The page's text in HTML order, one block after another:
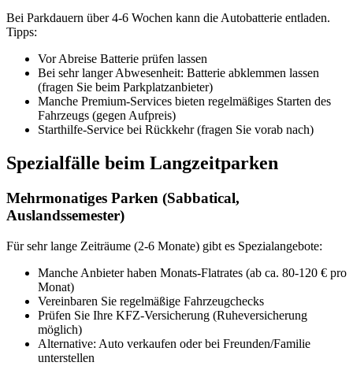
Bei Parkdauern über 4-6 Wochen kann die Autobatterie entladen.
Tipps:
Vor Abreise Batterie prüfen lassen
Bei sehr langer Abwesenheit: Batterie abklemmen lassen
(fragen Sie beim Parkplatzanbieter)
Manche Premium-Services bieten regelmäßiges Starten des
Fahrzeugs (gegen Aufpreis)
Starthilfe-Service bei Rückkehr (fragen Sie vorab nach)
Spezialfälle beim Langzeitparken
Mehrmonatiges Parken (Sabbatical,
Auslandssemester)
Für sehr lange Zeiträume (2-6 Monate) gibt es Spezialangebote:
Manche Anbieter haben Monats-Flatrates (ab ca. 80-120 € pro
Monat)
Vereinbaren Sie regelmäßige Fahrzeugchecks
Prüfen Sie Ihre KFZ-Versicherung (Ruheversicherung
möglich)
Alternative: Auto verkaufen oder bei Freunden/Familie
unterstellen